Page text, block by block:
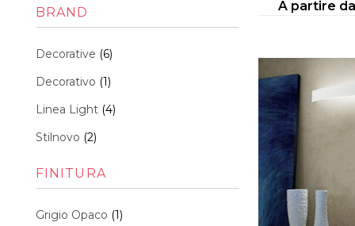
A partire
BRAND
Decorative (6)
Decorativo (1)
Linea Light (4)
Stilnovo (2)
FINITURA
Grigio Opaco (1)